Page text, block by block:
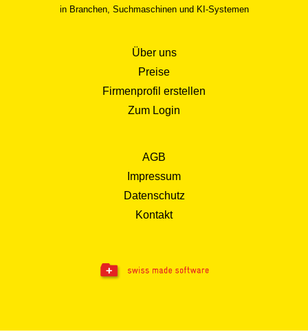
in Branchen, Suchmaschinen und KI-Systemen
Über uns
Preise
Firmenprofil erstellen
Zum Login
AGB
Impressum
Datenschutz
Kontakt